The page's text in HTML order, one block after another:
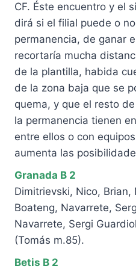
CF. Éste encuentro y el
dirá si el filial puede o
permanencia, de ganar
recortaría mucha
de la plantilla, habida
de la zona baja que se
quema, y que el resto
la permanencia tienen
entre ellos o con
aumenta las
Granada B 2
Dimitrievski, Nico, Brian,
Boateng, Navarrete,
Navarrete, Sergi
(Tomás m.85).
Betis B 2